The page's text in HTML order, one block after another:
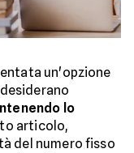
un'opzione
lo
articolo,
del numero fisso